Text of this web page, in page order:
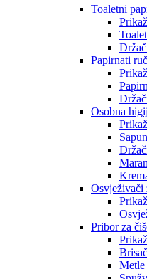
Toaletni
Papirnati
Osobna
Osvježivači
Pribor za